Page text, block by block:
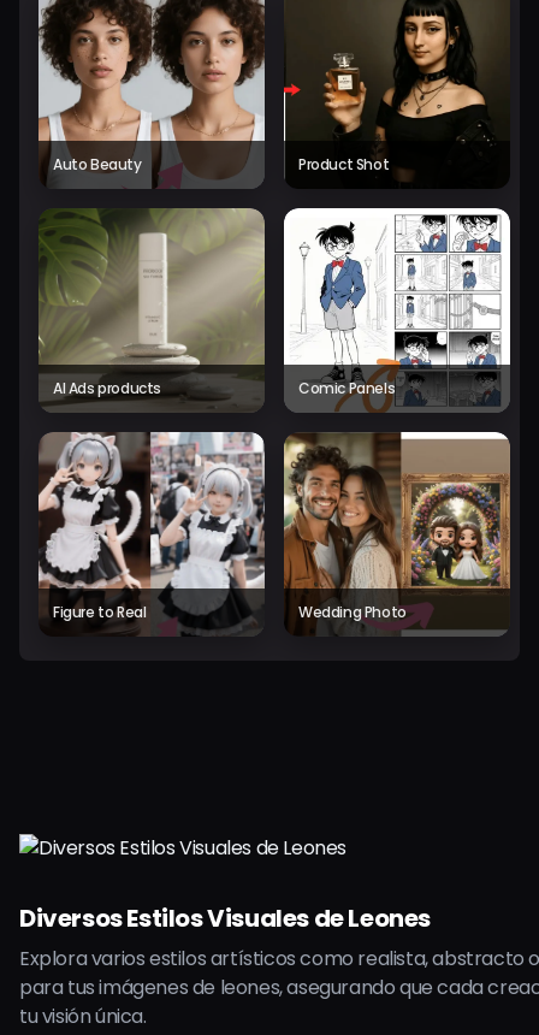
Auto Beauty Product Shot
AI Ads products Comic Panels
Figure to Real Wedding Photo
Diversos Estilos Visuales de Leones
Explora varios estilos artísticos como realista, abstracto
para tus imágenes de leones, asegurando que cada
tu visión única.